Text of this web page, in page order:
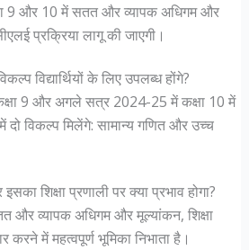
9 और 10 में सतत और व्यापक अधिगम और
प्रक्रिया लागू की जाएगी।
विद्यार्थियों के लिए उपलब्ध होंगे?
9 और अगले सत्र 2024-25 में कक्षा 10 में
में दो विकल्प मिलेंगे: सामान्य गणित और उच्च
शिक्षा प्रणाली पर क्या प्रभाव होगा?
और व्यापक अधिगम और मूल्यांकन, शिक्षा
करने में महत्वपूर्ण भूमिका निभाता है।